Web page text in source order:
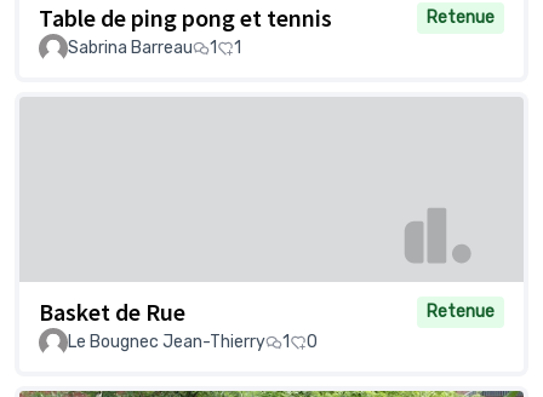
Table de ping pong et tennis
Retenue
Sabrina Barreau
1 1
Basket de Rue
Retenue
Le Bougnec Jean-Thierry
1 0